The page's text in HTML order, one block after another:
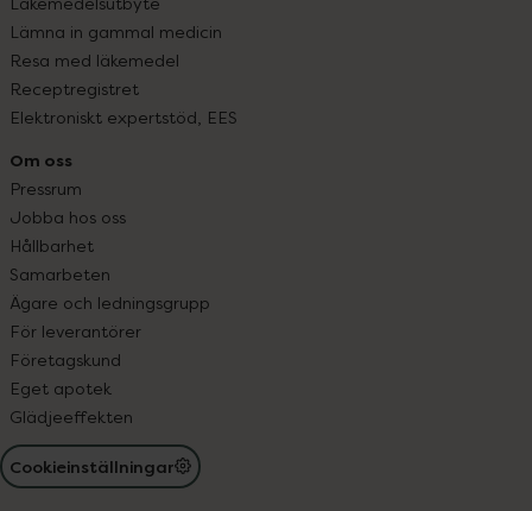
Lämna in gammal medicin
Resa med läkemedel
Receptregistret
Elektroniskt expertstöd, EES
Om oss
Pressrum
Jobba hos oss
Hållbarhet
Samarbeten
Ägare och ledningsgrupp
För leverantörer
Företagskund
Eget apotek
Glädjeeffekten
Cookieinställningar